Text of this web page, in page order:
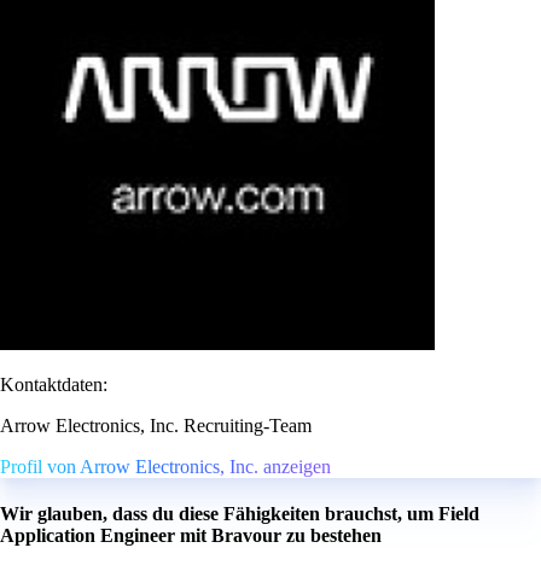
Kontaktdaten:
Arrow Electronics, Inc. Recruiting-Team
Profil von Arrow Electronics, Inc. anzeigen
Wir glauben, dass du diese Fähigkeiten brauchst, um Field
Application Engineer mit Bravour zu bestehen